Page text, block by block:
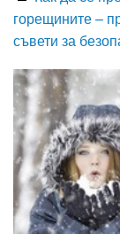
горещините –
съвети за